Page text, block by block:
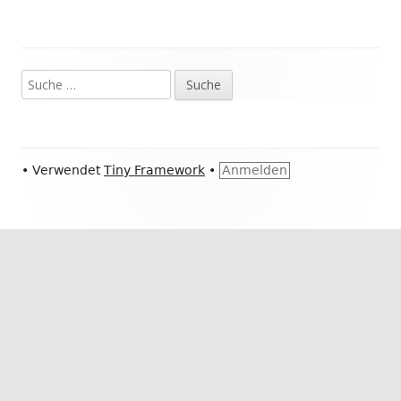
Haupt-
Suche
nach:
Footer
• VerwendetTiny Framework • Anmelden